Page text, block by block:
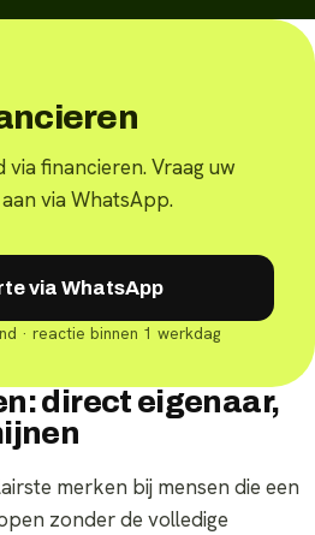
via financieren. Vraag uw
via WhatsApp.
via WhatsApp
· reactie binnen 1 werkdag
direct eigenaar,
merken bij mensen die een
zonder de volledige